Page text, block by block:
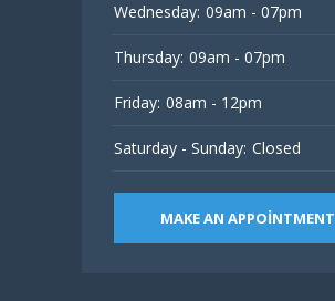
Wednesday: 09am - 07pm
Thursday: 09am - 07pm
Friday: 08am - 12pm
Saturday - Sunday: Closed
MAKE AN APPOINTMENT